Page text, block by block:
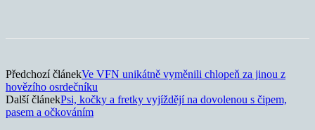
Předchozí článekVe VFN unikátně vyměnili chlopeň za jinou z
hovězího osrdečníku
Další článekPsi, kočky a fretky vyjíždějí na dovolenou s čipem,
pasem a očkováním